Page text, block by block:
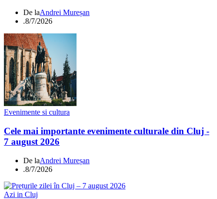
De laAndrei Mureșan
.8/7/2026
Evenimente si cultura
Cele mai importante evenimente culturale din Cluj -
7 august 2026
De laAndrei Mureșan
.8/7/2026
Azi in Cluj